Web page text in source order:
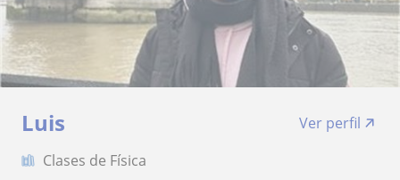
Luis
Ver perfil
Clases de Física